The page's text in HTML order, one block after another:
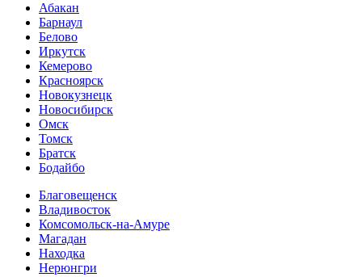
Абакан
Барнаул
Белово
Иркутск
Кемерово
Красноярск
Новокузнецк
Новосибирск
Омск
Томск
Братск
Бодайбо
Благовещенск
Владивосток
Комсомольск-на-Амуре
Магадан
Находка
Нерюнгри